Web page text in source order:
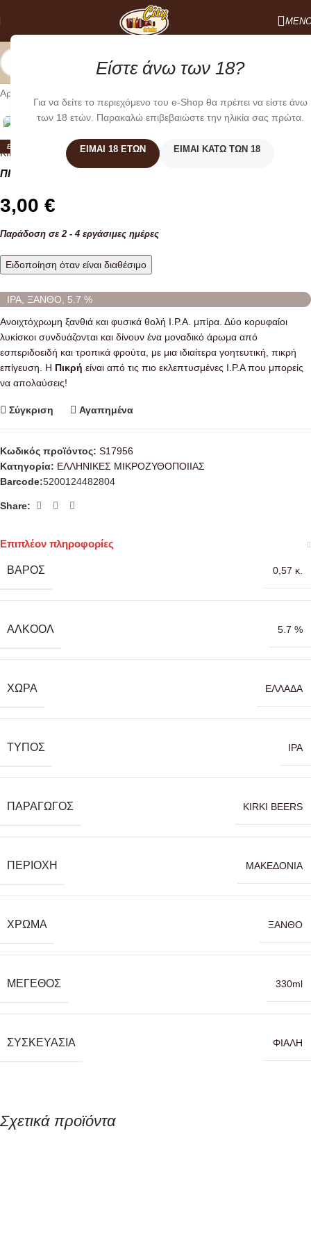
Είστε άνω των 18?
Για να δείτε το περιεχόμενο του e-Shop θα πρέπει να είστε άνω
των 18 ετών. Παρακαλώ επιβεβαιώστε την ηλικία σας πρώτα.
ΕΊΜΑΙ 18 ΕΤΏΝ ΕΊΜΑΙ ΚΆΤΩ ΤΩΝ 18
Αρχική σελίδα
ΕΞΑΝΤΛΗΜΕΝO
Κλικ για μεγέθυνση
KIRKI BEERS
ΠΙΚΡΗ IPA 330ml ΚΙΡΚΗ
3,00 €
Παράδοση σε 2 - 4 εργάσιμες ημέρες
Ειδοποίηση όταν είναι διαθέσιμο
IPA, ΞΑΝΘΟ, 5.7 %
Ανοιχτόχρωμη ξανθιά και φυσικά θολή I.P.A. μπίρα. Δύο κορυφαίοι
λυκίσκοι συνδυάζονται και δίνουν ένα μοναδικό άρωμα από
εσπεριδοειδή και τροπικά φρούτα, με μια ιδιαίτερα γοητευτική, πικρή
επίγευση. Η Πικρή είναι από τις πιο εκλεπτυσμένες I.P.A που μπορείς
να απολαύσεις!
Σύγκριση Αγαπημένα
Κωδικός προϊόντος: S17956
Κατηγορία: ΕΛΛΗΝΙΚΕΣ ΜΙΚΡΟΖΥΘΟΠΟΙΙΑΣ
Barcode:5200124482804
Share:
Επιπλέον πληροφορίες
ΒΆΡΟΣ 0,57 κ.
ΑΛΚΟΌΛ 5.7 %
ΧΏΡΑ ΕΛΛΑΔΑ
ΤΎΠΟΣ IPA
ΠΑΡΑΓΩΓΌΣ KIRKI BEERS
ΠΕΡΙΟΧΉ ΜΑΚΕΔΟΝΙΑ
ΧΡΏΜΑ ΞΑΝΘΟ
ΜΈΓΕΘΟΣ 330ml
ΣΥΣΚΕΥΑΣΊΑ ΦΙΑΛΗ
Σχετικά προϊόντα